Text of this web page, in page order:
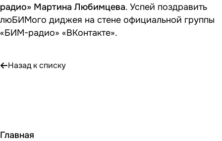
радио» Мартина Любимцева. Успей поздравить
люБИМого диджея на стене официальной группы
«БИМ-радио» «ВКонтакте».
Назад к списку
Главная